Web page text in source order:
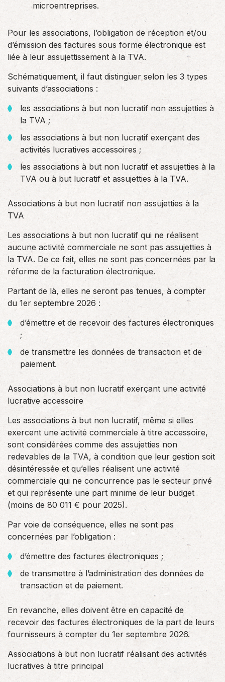
microentreprises.
Pour les associations, l’obligation de réception et/ou
d’émission des factures sous forme électronique est
liée à leur assujettissement à la TVA.
Schématiquement, il faut distinguer selon les 3 types
suivants d’associations :
les associations à but non lucratif non assujetties à
la TVA ;
les associations à but non lucratif exerçant des
activités lucratives accessoires ;
les associations à but non lucratif et assujetties à la
TVA ou à but lucratif et assujetties à la TVA.
Associations à but non lucratif non assujetties à la
TVA
Les associations à but non lucratif qui ne réalisent
aucune activité commerciale ne sont pas assujetties à
la TVA. De ce fait, elles ne sont pas concernées par la
réforme de la facturation électronique.
Partant de là, elles ne seront pas tenues, à compter
du 1er septembre 2026 :
d’émettre et de recevoir des factures électroniques
;
de transmettre les données de transaction et de
paiement.
Associations à but non lucratif exerçant une activité
lucrative accessoire
Les associations à but non lucratif, même si elles
exercent une activité commerciale à titre accessoire,
sont considérées comme des assujetties non
redevables de la TVA, à condition que leur gestion soit
désintéressée et qu’elles réalisent une activité
commerciale qui ne concurrence pas le secteur privé
et qui représente une part minime de leur budget
(moins de 80 011 € pour 2025).
Par voie de conséquence, elles ne sont pas
concernées par l’obligation :
d’émettre des factures électroniques ;
de transmettre à l’administration des données de
transaction et de paiement.
En revanche, elles doivent être en capacité de
recevoir des factures électroniques de la part de leurs
fournisseurs à compter du 1er septembre 2026.
Associations à but non lucratif réalisant des activités
lucratives à titre principal